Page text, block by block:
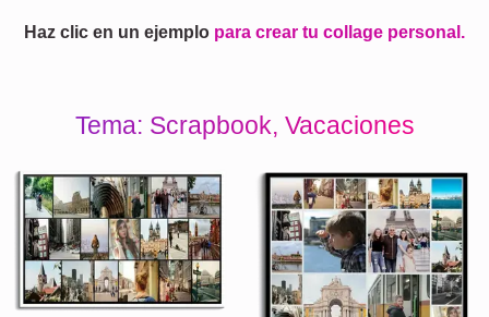
Haz clic en un ejemplo para crear tu collage personal.
Tema: Scrapbook, Vacaciones